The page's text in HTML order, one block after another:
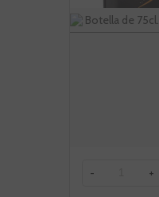
Botella de 75cl.
- +